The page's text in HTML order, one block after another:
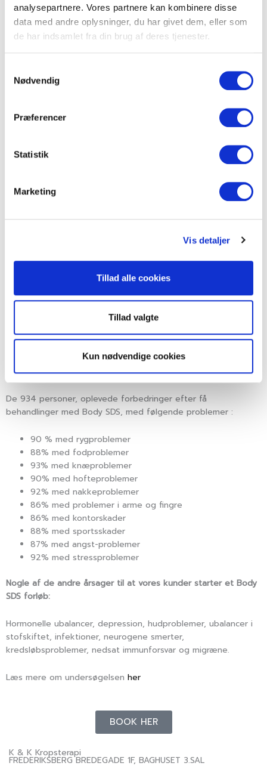
analysepartnere. Vores partnere kan kombinere disse
data med andre oplysninger, du har givet dem, eller som
de har indsamlet fra din brug af deres tjenester.
Nødvendig
Præferencer
Statistik
Marketing
Vis detaljer
Tillad alle cookies
Tillad valgte
Kun nødvendige cookies
Hovedpiner
Kold skulder
Museskader
Nakkeproblemer
Rygproblemer
Tennisalbue
Statistikkerne
En undersøgelse omkring Body SDS fortaget i
november/december 2010, taler sit tydelige sprog.
Undersøgelsen blev foretaget mellem 934 vilkårlige kunder,
heriblandt 75 % kvinder og 25 % mænd.
De 934 personer, oplevede forbedringer efter få
behandlinger med Body SDS, med følgende problemer :
90 % med rygproblemer
88% med fodproblemer
93% med knæproblemer
90% med hofteproblemer
92% med nakkeproblemer
86% med problemer i arme og fingre
86% med kontorskader
88% med sportsskader
87% med angst-problemer
92% med stressproblemer
Nogle af de andre årsager til at vores kunder starter et Body
SDS forløb:
Hormonelle ubalancer, depression, hudproblemer, ubalancer i
stofskiftet, infektioner, neurogene smerter,
kredsløbsproblemer, nedsat immunforsvar og migræne.
Læs mere om undersøgelsen her
BOOK HER
K & K Kropsterapi
FREDERIKSBERG BREDEGADE 1F, BAGHUSET 3.SAL